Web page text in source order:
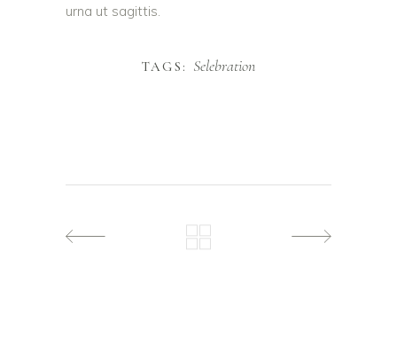
urna ut sagittis.
TAGS: Selebration